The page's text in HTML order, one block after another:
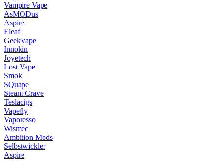
Vampire Vape
AsMODus
Aspire
Eleaf
GeekVape
Innokin
Joyetech
Lost Vape
Smok
SQuape
Steam Crave
Teslacigs
Vapefly
Vaporesso
Wismec
Ambition Mods
Selbstwickler
Aspire